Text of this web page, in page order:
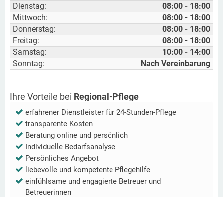
Dienstag:
08:00 - 18:00
Mittwoch:
08:00 - 18:00
Donnerstag:
08:00 - 18:00
Freitag:
08:00 - 18:00
Samstag:
10:00 - 14:00
Sonntag:
Nach Vereinbarung
Ihre Vorteile bei Regional-Pflege
erfahrener Dienstleister für 24-Stunden-Pflege
transparente Kosten
Beratung online und persönlich
Individuelle Bedarfsanalyse
Persönliches Angebot
liebevolle und kompetente Pflegehilfe
einfühlsame und engagierte Betreuer und
Betreuerinnen